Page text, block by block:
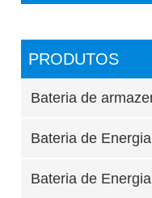
PRODUTOS
Bateria de
Bateria de
Bateria de